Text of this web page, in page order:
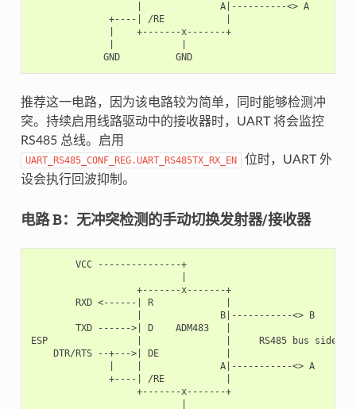
                   |              A|----------<> A
              +----| /RE           |
              |    +-------x-------+
             GND          GND
推荐这一电路，因为该电路较为简单，同时能够检测冲
突。持续启用线路驱动中的接收器时，UART 将会监控
RS485 总线。启用
UART_RS485_CONF_REG.UART_RS485TX_RX_EN
位时，UART 外
设会执行回波抑制。
电路 B：无冲突检测的手动切换发射器/接收器
        VCC ---------------+
                   +-------x-------+
        RXD <------| R             |
                   |              B|-----------<> B
        TXD ------>| D    ADM483   |
ESP                |               |     RS485 bus side
    DTR/RTS --+--->| DE            |
              |    |              A|-----------<> A
              +----| /RE           |
                   +-------x-------+